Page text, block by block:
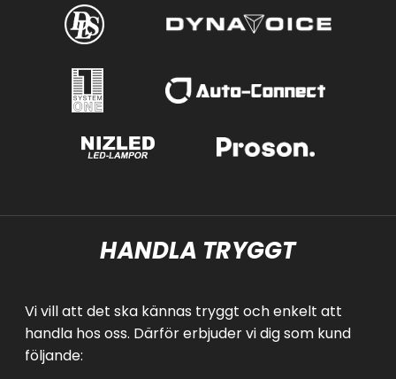
HANDLA TRYGGT
Vi vill att det ska kännas tryggt och enkelt att
handla hos oss. Därför erbjuder vi dig som kund
följande: